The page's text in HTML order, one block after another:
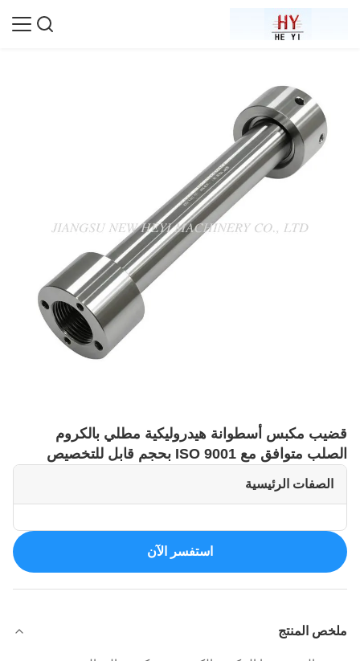
قضيب مكبس أسطوانة هيدروليكية مطلي بالكروم
الصلب متوافق مع ISO 9001 بحجم قابل للتخصيص
الصفات الرئيسية
استفسر الآن
ملخص المنتج